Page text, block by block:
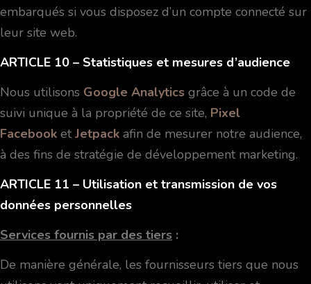
embarqués si vous disposez d’un compte connecté sur
leur site web.
ARTICLE 10 – Statistiques et mesures d’audience
Nous utilisons Google Analytics grâce à un code de
suivi unique à la propriété de ce site, Pixel
Facebook etJetpack afin de mesurer notre audience,
à des fins de stratégie de développement marketing.
ARTICLE 11 – Utilisation et transmission de vos
données personnelles
Services fournis par des tiers :
De manière générale, les fournisseurs tiers que nous